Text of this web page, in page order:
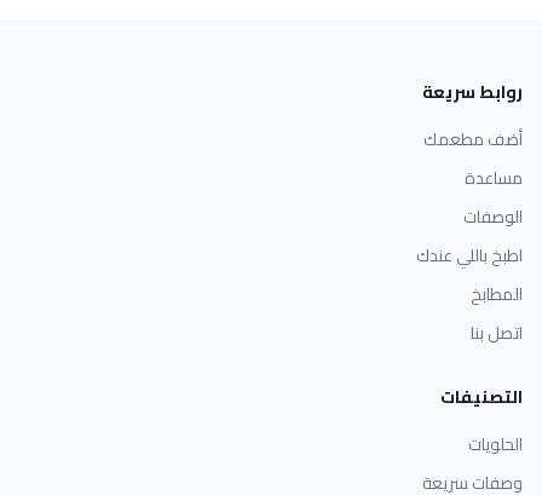
روابط سريعة
أضف مطعمك
مساعدة
الوصفات
اطبخ باللي عندك
المطابخ
اتصل بنا
التصنيفات
الحلويات
وصفات سريعة